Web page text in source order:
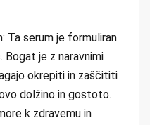
Ta serum je formuliran
Bogat je z naravnimi
okrepiti in zaščititi
dolžino in gostoto.
k zdravemu in